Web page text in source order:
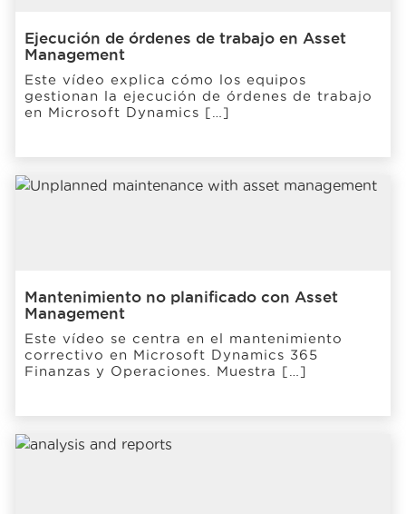
Ejecución de órdenes de trabajo en Asset
Management
Este vídeo explica cómo los equipos
gestionan la ejecución de órdenes de trabajo
en Microsoft Dynamics […]
Mantenimiento no planificado con Asset
Management
Este vídeo se centra en el mantenimiento
correctivo en Microsoft Dynamics 365
Finanzas y Operaciones. Muestra […]